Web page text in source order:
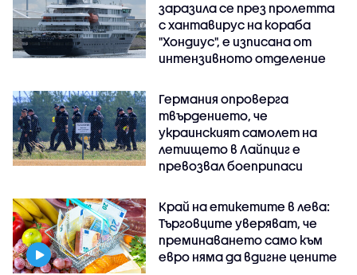
заразила се през пролетта
с хантавирус на кораба
"Хондиус", е изписана от
интензивното отделение
Германия опроверга
твърдението, че
украинският самолет на
летището в Лайпциг е
превозвал боеприпаси
Край на етикетите в лева:
Търговците уверяват, че
преминаването само към
евро няма да вдигне цените